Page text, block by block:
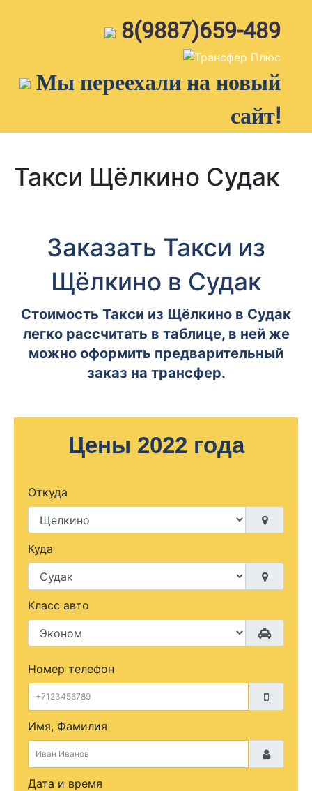
8(9887)659-489
Мы переехали на новый
сайт!
Такси Щёлкино Судак
Заказать Такси из
Щёлкино в Судак
Стоимость Такси из Щёлкино в Судак
легко рассчитать в таблице, в ней же
можно оформить предварительный
заказ на трансфер.
Цены 2022 года
Откуда
Куда
Класс авто
Номер телефон
Имя, Фамилия
Дата и время